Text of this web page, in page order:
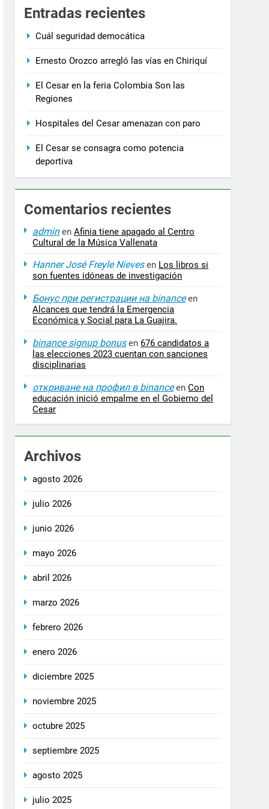
la salida de los ministros de Educación, Deporte y Cultura
Entradas recientes
Cuál seguridad democática
Ernesto Orozco arregló las vías en Chiriquí
El Cesar en la feria Colombia Son las
Regiones
Hospitales del Cesar amenazan con paro
El Cesar se consagra como potencia
deportiva
Comentarios recientes
adminenAfinia tiene apagado al Centro
Cultural de la Música Vallenata
Hanner José Freyle Nievesen Los libros si
son fuentes idóneas de investigación
Бонус при регистрации на binanceen
Alcances que tendrá la Emergencia
Económica y Social para La Guajira.
binance signup bonusen 676 candidatos a
las elecciones 2023 cuentan con sanciones
disciplinarias
откриване на профил в binanceenCon
educación inició empalme en el Gobierno del
Cesar
Archivos
agosto 2026
julio 2026
junio 2026
mayo 2026
abril 2026
marzo 2026
febrero 2026
enero 2026
diciembre 2025
noviembre 2025
octubre 2025
septiembre 2025
agosto 2025
julio 2025